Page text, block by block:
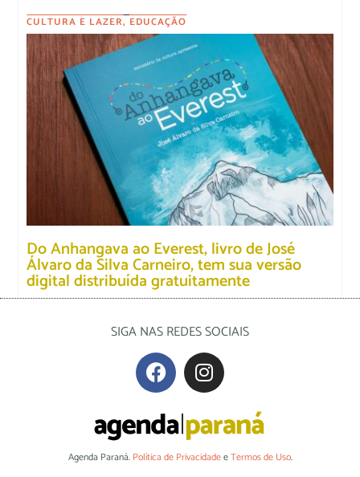
CULTURA E LAZER, EDUCAÇÃO
Do Anhangava ao Everest, livro de José
Álvaro da Silva Carneiro, tem sua versão
digital distribuída gratuitamente
SIGA NAS REDES SOCIAIS
Agenda Paraná. Política de PrivacidadeeTermos de Uso.